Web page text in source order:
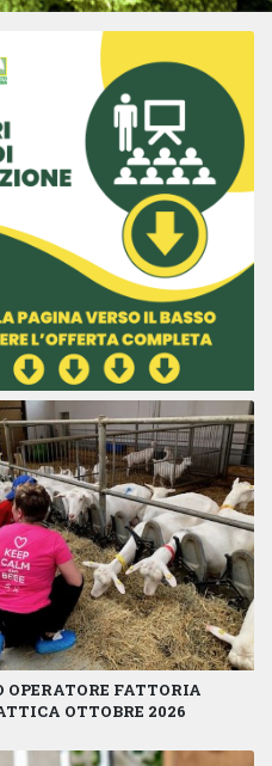
OPERATORE FATTORIA
OTTOBRE 2026